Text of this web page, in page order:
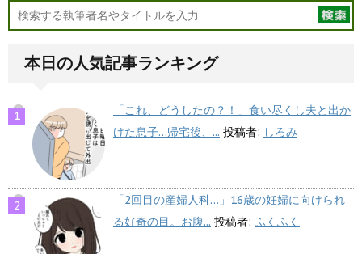
本日の人気記事ランキング
「これ、どうしたの？！」食い尽くし夫と出か
けた息子…帰宅後、... 投稿者: しろみ
「2回目の産婦人科…」16歳の妊婦に向けられ
る好奇の目。お腹... 投稿者: ふくふく